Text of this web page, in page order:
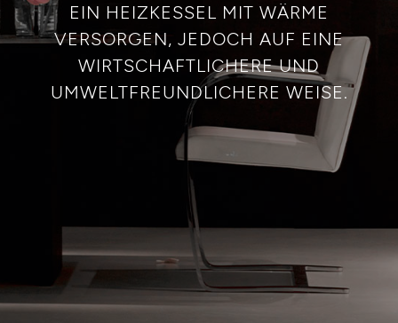
EIN HEIZKESSEL MIT WÄRME
VERSORGEN, JEDOCH AUF EINE
WIRTSCHAFTLICHERE UND
UMWELTFREUNDLICHERE WEISE.